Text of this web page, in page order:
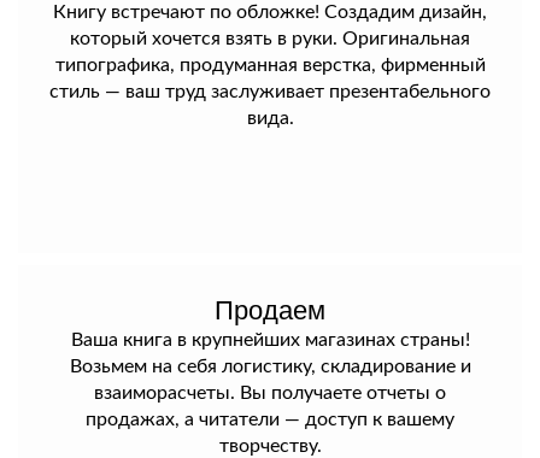
Книгу встречают по обложке! Создадим дизайн,
который хочется взять в руки. Оригинальная
типографика, продуманная верстка, фирменный
стиль — ваш труд заслуживает презентабельного
вида.
Продаем
Ваша книга в крупнейших магазинах страны!
Возьмем на себя логистику, складирование и
взаиморасчеты. Вы получаете отчеты о
продажах, а читатели — доступ к вашему
творчеству.